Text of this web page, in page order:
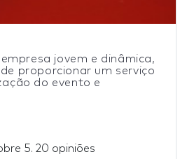
jovem e dinâmica,
proporcionar um serviço
do evento e
5. 20 opiniões